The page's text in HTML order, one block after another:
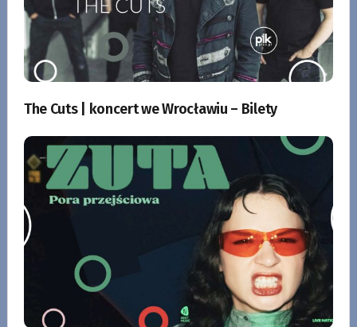
The Cuts | koncert we Wrocławiu – Bilety